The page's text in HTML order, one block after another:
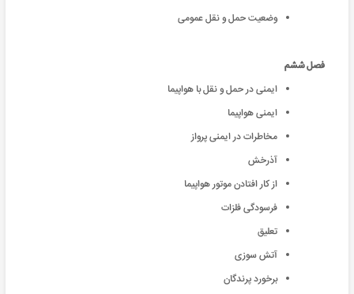
وضعیت حمل و نقل عمومی
فصل ششم
ایمنی در حمل و نقل با هواپیما
ایمنی هواپیما
مخاطرات در ایمنی پرواز
آذرخش
از کار افتادن موتور هواپیما
فرسودگی فلزات
تعلیق
آتش سوزی
برخورد پرندگان